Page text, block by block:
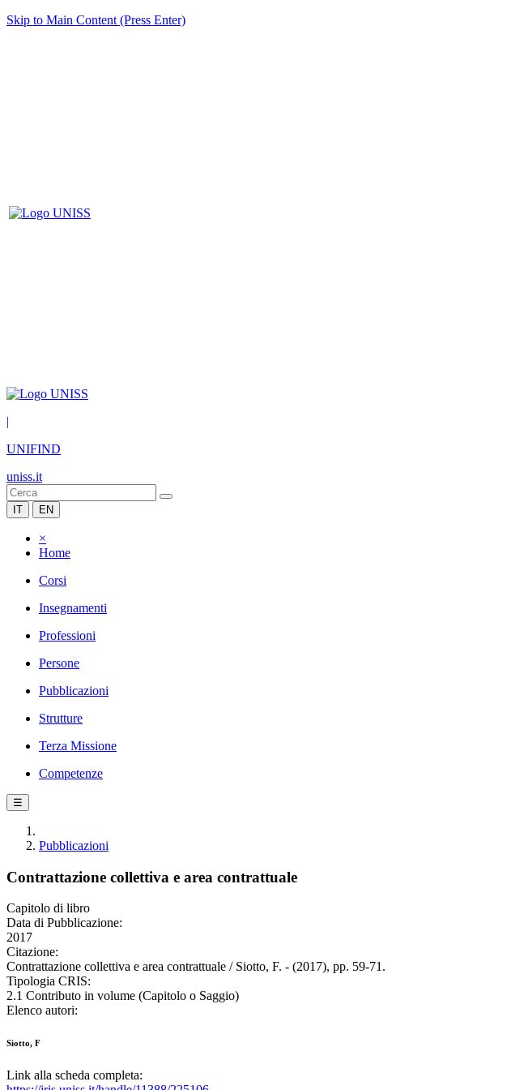
Skip to Main Content (Press Enter)
|
UNIFIND
uniss.it
IT EN
×
Home
Corsi
Insegnamenti
Professioni
Persone
Pubblicazioni
Strutture
Terza Missione
Competenze
☰
Pubblicazioni
Contrattazione collettiva e area contrattuale
Capitolo di libro
Data di Pubblicazione:
2017
Citazione:
Contrattazione collettiva e area contrattuale / Siotto, F. - (2017), pp. 59-71.
Tipologia CRIS:
2.1 Contributo in volume (Capitolo o Saggio)
Elenco autori:
Siotto, F
Link alla scheda completa: